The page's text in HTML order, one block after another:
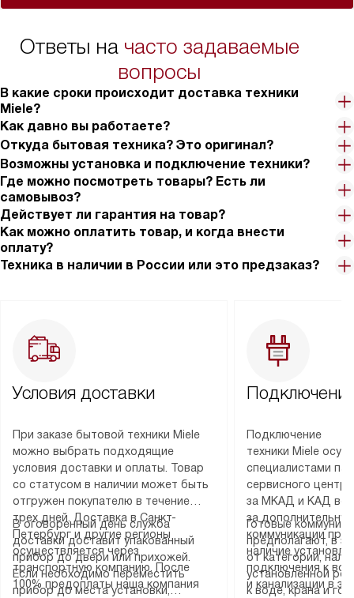
Ответы на часто задаваемые
вопросы
В какие сроки происходит доставка техники
Miele?
Как давно вы работаете?
Откуда бытовая техника? Это оригинал?
Возможны установка и подключение техники?
Где можно посмотреть товары? Есть ли
самовывоз?
Действует ли гарантия на товар?
Как можно оплатить товар, и когда внести
оплату?
Техника в наличии в России или это предзаказ?
Условия доставки
При заказе бытовой техники Miele
можно выбрать подходящие
условия доставки и оплаты. Товар
со статусом в наличии может быть
отгружен покупателю в течение
трех дней. Доставка в Санкт-
Петербург и другие регионы
осуществляется через
транспортную компанию. После
100% предоплаты наша компания
В оговоренный день служба
доставки доставит упакованный
прибор до двери или прихожей.
Если необходимо переместить
прибор до места установки,
Подключение
техники Miele
специалистами
сервисного
за МКАД и КАД
за
коммуникации
наличие
подключения к
и канализации в
Готовые
предполагают, в
от категории,
установленной
к воде, крана и